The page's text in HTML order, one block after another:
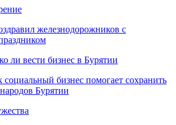
железнодорожников с
ли вести бизнес в Бурятии
бизнес помогает сохранить
Бурятии